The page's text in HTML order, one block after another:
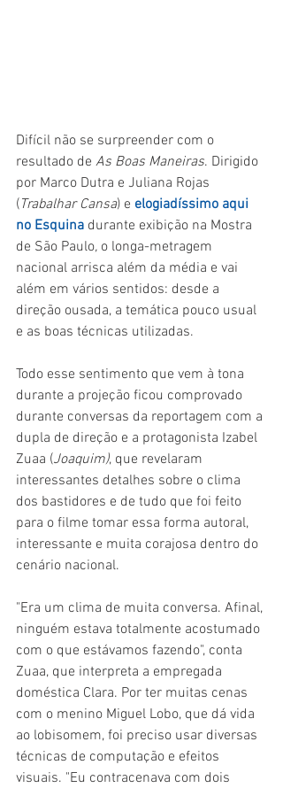
Difícil não se surpreender com o
resultado de As Boas Maneiras. Dirigido
por Marco Dutra e Juliana Rojas
(Trabalhar Cansa) e elogiadíssimo aqui
no Esquina durante exibição na Mostra
de São Paulo, o longa-metragem
nacional arrisca além da média e vai
além em vários sentidos: desde a
direção ousada, a temática pouco usual
e as boas técnicas utilizadas.
Todo esse sentimento que vem à tona
durante a projeção ficou comprovado
durante conversas da reportagem com a
dupla de direção e a protagonista Izabel
Zuaa (Joaquim), que revelaram
interessantes detalhes sobre o clima
dos bastidores e de tudo que foi feito
para o filme tomar essa forma autoral,
interessante e muita corajosa dentro do
cenário nacional.
"Era um clima de muita conversa. Afinal,
ninguém estava totalmente acostumado
com o que estávamos fazendo", conta
Zuaa, que interpreta a empregada
doméstica Clara. Por ter muitas cenas
com o menino Miguel Lobo, que dá vida
ao lobisomem, foi preciso usar diversas
técnicas de computação e efeitos
visuais. "Eu contracenava com dois